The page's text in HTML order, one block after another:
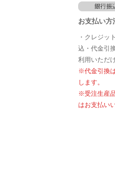
お支払い方
・クレジッ
込・代金引
利用いただ
※代金引換
します。
※受注生産
はお支払い